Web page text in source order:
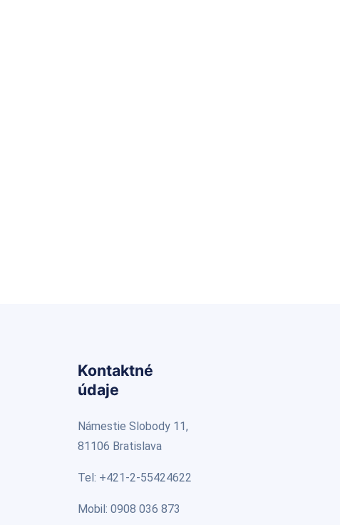
Kontaktné
údaje
Námestie Slobody 11,
81106 Bratislava
Tel: +421-2-55424622
Mobil: 0908 036 873